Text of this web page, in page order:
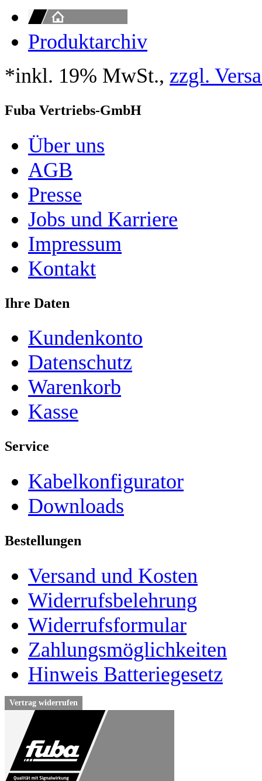
Produktarchiv
*inkl. 19% MwSt., zzgl.
Fuba Vertriebs-GmbH
Über uns
AGB
Presse
Jobs und Karriere
Impressum
Kontakt
Ihre Daten
Kundenkonto
Datenschutz
Warenkorb
Kasse
Service
Kabelkonfigurator
Downloads
Bestellungen
Versand und Kosten
Widerrufsbelehrung
Widerrufsformular
Zahlungsmöglichkeiten
Hinweis Batteriegesetz
Vertrag widerrufen